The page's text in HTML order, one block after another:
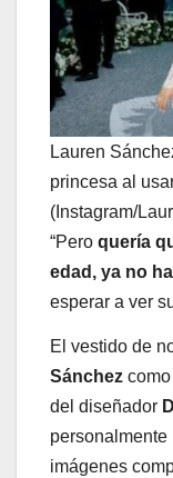
Lauren
princesa al
(Instagram/
“Pero quería
edad, ya no
esperar a ver
El vestido de
Sánchez
del diseñador
imágenes